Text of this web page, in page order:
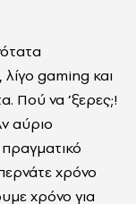
gaming και
Πού να ’ξερες;!
αύριο
χρόνο
χρόνο για